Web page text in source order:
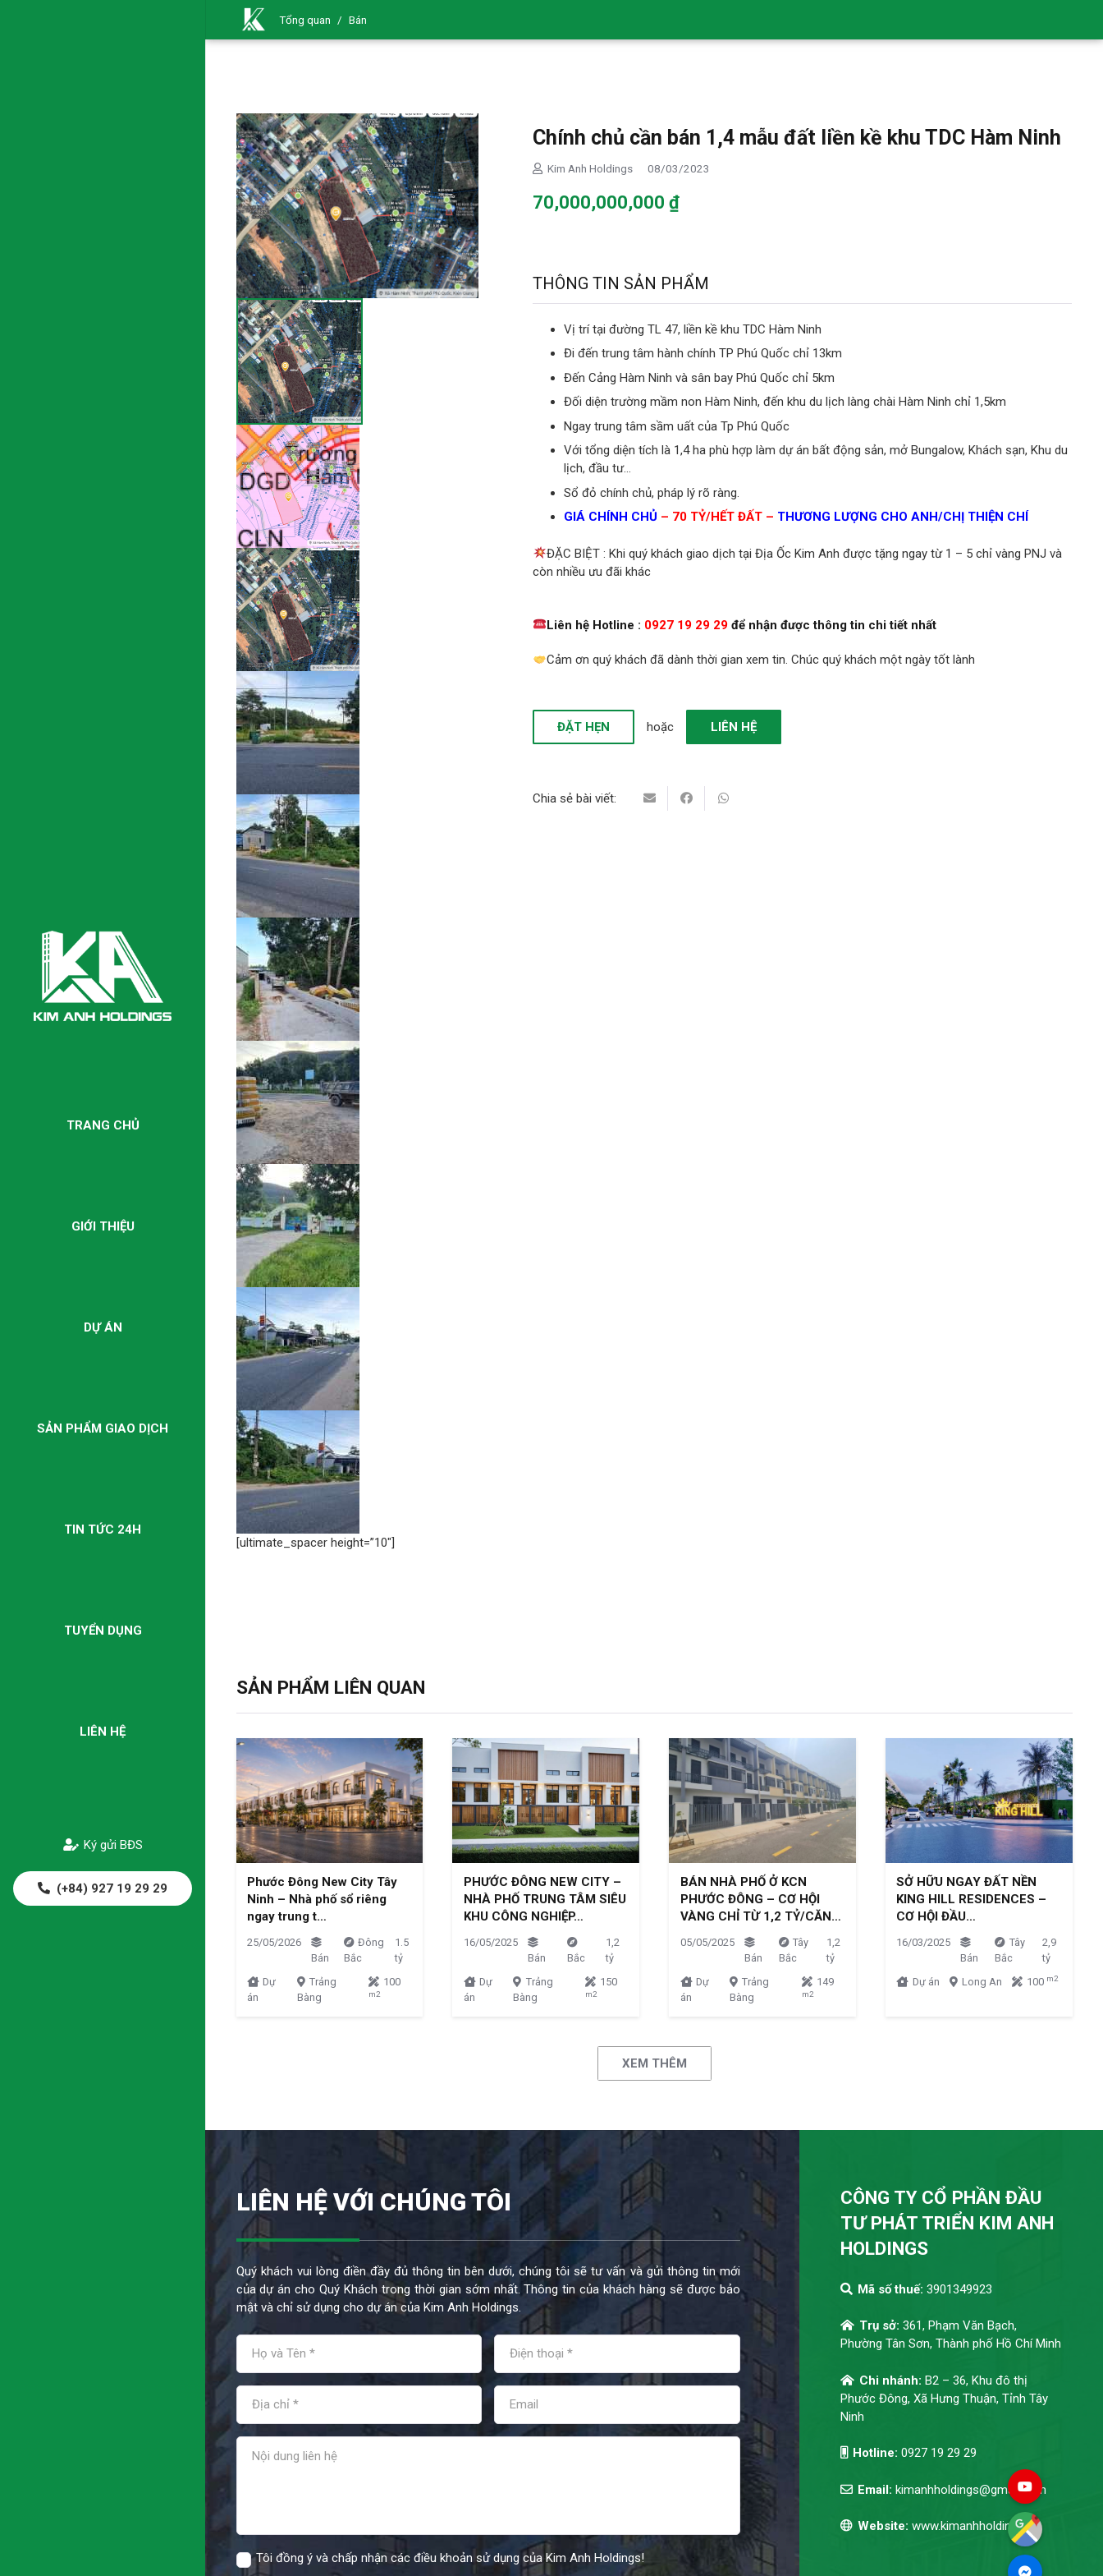
TRANG CHỦ
GIỚI THIỆU
DỰ ÁN
SẢN PHẨM GIAO DỊCH
TIN TỨC 24H
TUYỂN DỤNG
LIÊN HỆ
Ký gửi BĐS
(+84) 927 19 29 29
Tổng quan / Bán
[ultimate_spacer height=”10″]
Chính chủ cần bán 1,4 mẫu đất liền kề khu TDC Hàm Ninh
Kim Anh Holdings 08/03/2023
70,000,000,000₫
THÔNG TIN SẢN PHẨM
Vị trí tại đường TL 47, liền kề khu TDC Hàm Ninh
Đi đến trung tâm hành chính TP Phú Quốc chỉ 13km
Đến Cảng Hàm Ninh và sân bay Phú Quốc chỉ 5km
Đối diện trường mầm non Hàm Ninh, đến khu du lịch làng chài Hàm Ninh chỉ 1,5km
Ngay trung tâm sầm uất của Tp Phú Quốc
Với tổng diện tích là 1,4 ha phù hợp làm dự án bất động sản, mở Bungalow, Khách sạn, Khu du
lịch, đầu tư…
Sổ đỏ chính chủ, pháp lý rõ ràng.
GIÁ CHÍNH CHỦ – 70 TỶ/HẾT ĐẤT – THƯƠNG LƯỢNG CHO ANH/CHỊ THIỆN CHÍ
ĐẶC BIỆT : Khi quý khách giao dịch tại Địa Ốc Kim Anh được tặng ngay từ 1 – 5 chỉ vàng PNJ và
còn nhiều ưu đãi khác
Liên hệ Hotline : 0927 19 29 29 để nhận được thông tin chi tiết nhất
Cảm ơn quý khách đã dành thời gian xem tin. Chúc quý khách một ngày tốt lành
ĐẶT HẸN hoặc LIÊN HỆ
Chia sẻ bài viết:
SẢN PHẨM LIÊN QUAN
Phước Đông New City Tây
Ninh – Nhà phố sổ riêng
ngay trung t…
25/05/2026
Bán
Đông
Bắc
1.5
tỷ
Dự
án
Trảng
Bàng
100
m2
PHƯỚC ĐÔNG NEW CITY –
NHÀ PHỐ TRUNG TÂM SIÊU
KHU CÔNG NGHIỆP…
16/05/2025
Bán
Bắc
1,2
tỷ
Dự
án
Trảng
Bàng
150
m2
BÁN NHÀ PHỐ Ở KCN
PHƯỚC ĐÔNG – CƠ HỘI
VÀNG CHỈ TỪ 1,2 TỶ/CĂN…
05/05/2025
Bán
Tây
Bắc
1,2
tỷ
Dự
án
Trảng
Bàng
149
m2
SỞ HỮU NGAY ĐẤT NỀN
KING HILL RESIDENCES –
CƠ HỘI ĐẦU…
16/03/2025
Bán
Tây
Bắc
2,9
tỷ
Dự án
Long An 100 m2
XEM THÊM
LIÊN HỆ VỚI CHÚNG TÔI
Quý khách vui lòng điền đầy đủ thông tin bên dưới, chúng tôi sẽ tư vấn và gửi thông tin mới
của dự án cho Quý Khách trong thời gian sớm nhất. Thông tin của khách hàng sẽ được bảo
mật và chỉ sử dụng cho dự án của Kim Anh Holdings.
Tôi đồng ý và chấp nhận các điều khoản sử dụng của Kim Anh Holdings!
CÔNG TY CỔ PHẦN ĐẦU
TƯ PHÁT TRIỂN KIM ANH
HOLDINGS
Mã số thuế:3901349923
Trụ sở:361, Phạm Văn Bạch,
Phường Tân Sơn, Thành phố Hồ Chí Minh
Chi nhánh:B2 – 36, Khu đô thị
Phước Đông, Xã Hưng Thuận, Tỉnh Tây
Ninh
Hotline:0927 19 29 29
Email:kimanhholdings@gmail.com
Website:www.kimanhholdings.vn